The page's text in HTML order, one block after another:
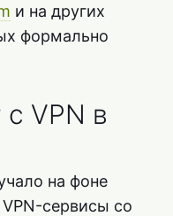
и на других
формально
VPN в
на фоне
сервисы со